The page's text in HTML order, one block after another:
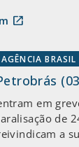
open_in_new
AGÊNCIA BRASIL
em
de
a